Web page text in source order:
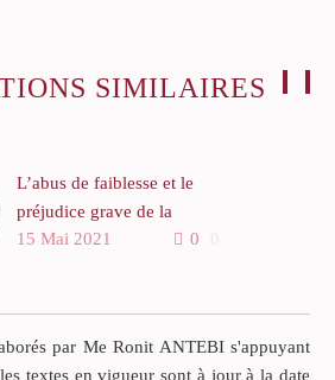
SIMILAIRES
L’abus de faiblesse et le
préjudice grave de la
victime
âgée et atteinte de la
maladie d’ALZEIHMER.
Elle est suivie en
0 0
15 Mai 2021
par Me Ronit ANTEBI s'appuyant
textes en vigueur sont à jour à la date